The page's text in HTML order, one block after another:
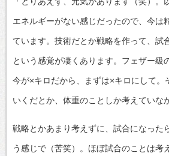
エネルギーがない感じだったので、今は
ています。技術だとか戦略を作って、試
という感覚が凄くあります。フェザー級
今が×キロだから、まずは×キロにして。
いくだとか、体重のことしか考えていな
戦略とかあまり考えずに、試合になった
う感じで（苦笑）。ほぼ試合のことは考